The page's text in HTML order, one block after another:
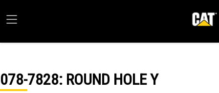
078-7828: ROUND HOLE Y